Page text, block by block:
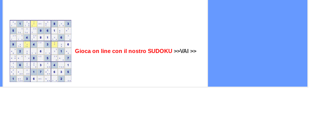
Gioca on line con il nostro SUDOKU >>VAI >>